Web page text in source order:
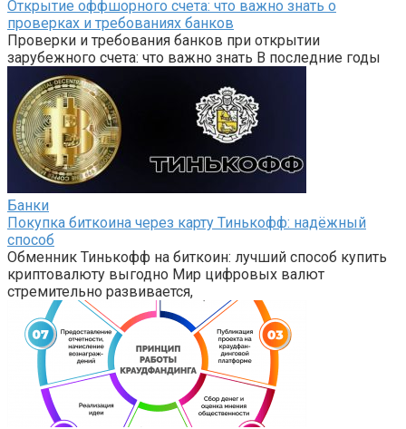
Открытие оффшорного счета: что важно знать о
проверках и требованиях банков
Проверки и требования банков при открытии
зарубежного счета: что важно знать В последние годы
Банки
Покупка биткоина через карту Тинькофф: надёжный
способ
Обменник Тинькофф на биткоин: лучший способ купить
криптовалюту выгодно Мир цифровых валют
стремительно развивается,